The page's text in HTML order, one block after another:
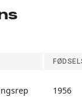
1956